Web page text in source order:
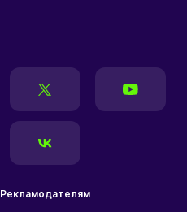
Рекламодателям